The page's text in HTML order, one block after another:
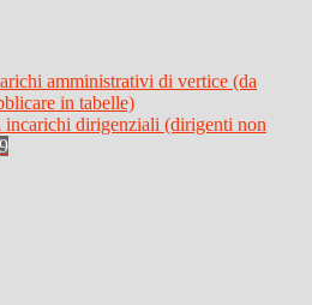
amministrativi di vertice (da
in tabelle)
dirigenziali (dirigenti non
9